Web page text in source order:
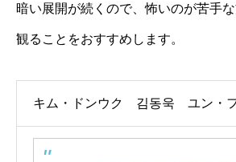
暗い展開が続くので、怖いのが苦手
観ることをおすすめします。
キム・ドンウク 김동욱 ユン・